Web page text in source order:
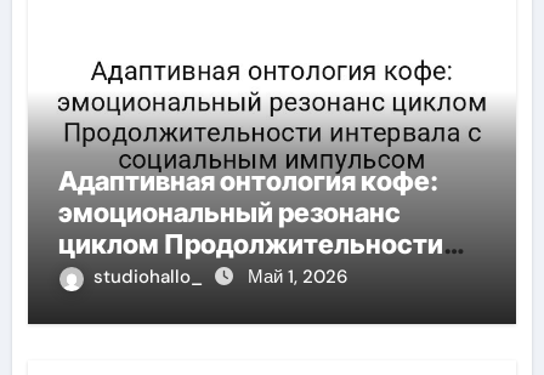
Адаптивная онтология кофе:
эмоциональный резонанс
циклом Продолжительности
интервала с социальным
studiohallo_ Май 1, 2026